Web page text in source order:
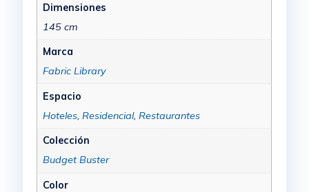
Dimensiones
145 cm
Marca
Fabric Library
Espacio
Hoteles, Residencial, Restaurantes
Colección
Budget Buster
Color